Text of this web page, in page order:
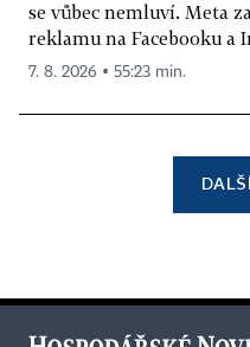
se vůbec nemluví. Meta
reklamu na Facebooku a
7. 8. 2026 ▪ 55:23 min.